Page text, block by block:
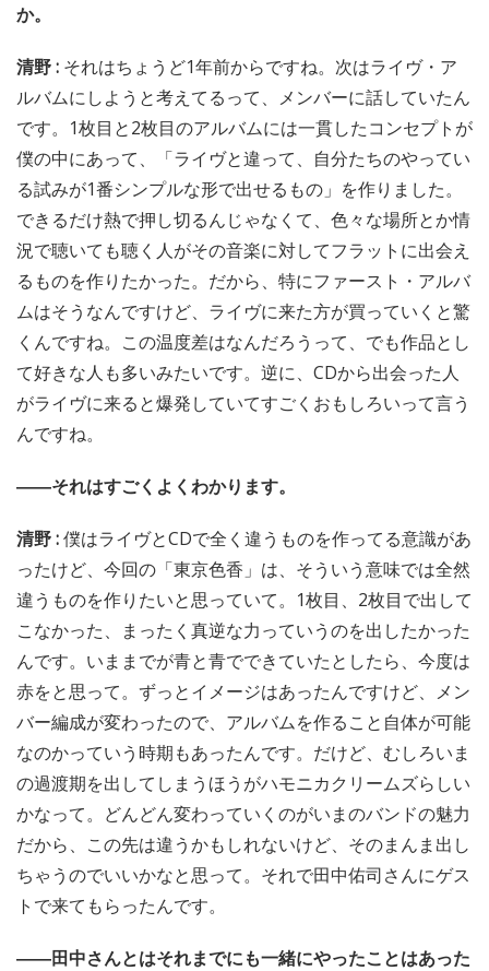
か。
清野 : それはちょうど1年前からですね。次はライヴ・ア
ルバムにしようと考えてるって、メンバーに話していたん
です。1枚目と2枚目のアルバムには一貫したコンセプトが
僕の中にあって、「ライヴと違って、自分たちのやってい
る試みが1番シンプルな形で出せるもの」を作りました。
できるだけ熱で押し切るんじゃなくて、色々な場所とか情
況で聴いても聴く人がその音楽に対してフラットに出会え
るものを作りたかった。だから、特にファースト・アルバ
ムはそうなんですけど、ライヴに来た方が買っていくと驚
くんですね。この温度差はなんだろうって、でも作品とし
て好きな人も多いみたいです。逆に、CDから出会った人
がライヴに来ると爆発していてすごくおもしろいって言う
んですね。
――それはすごくよくわかります。
清野 :僕はライヴとCDで全く違うものを作ってる意識があ
ったけど、今回の「東京色香」は、そういう意味では全然
違うものを作りたいと思っていて。1枚目、2枚目で出して
こなかった、まったく真逆な力っていうのを出したかった
んです。いままでが青と青でできていたとしたら、今度は
赤をと思って。ずっとイメージはあったんですけど、メン
バー編成が変わったので、アルバムを作ること自体が可能
なのかっていう時期もあったんです。だけど、むしろいま
の過渡期を出してしまうほうがハモニカクリームズらしい
かなって。どんどん変わっていくのがいまのバンドの魅力
だから、この先は違うかもしれないけど、そのまんま出し
ちゃうのでいいかなと思って。それで田中佑司さんにゲス
トで来てもらったんです。
――田中さんとはそれまでにも一緒にやったことはあった